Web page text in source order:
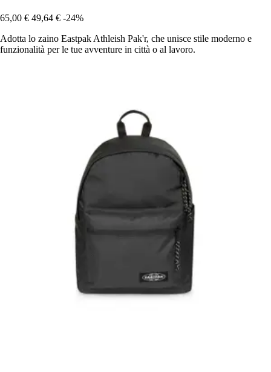
65,00 € 49,64 € -24%
Adotta lo zaino Eastpak Athleish Pak'r, che unisce stile moderno e
funzionalità per le tue avventure in città o al lavoro.